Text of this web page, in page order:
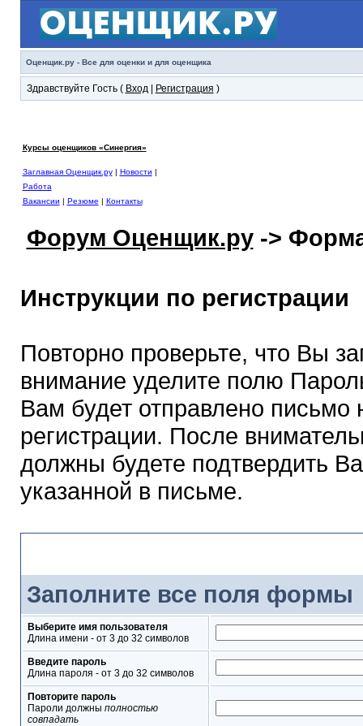
Оценщик.ру - Все для оценки и для оценщика
Здравствуйте Гость ( Вход| Регистрация )
Курсы оценщиков «Синергия»
Заглавная Оценщик.ру| Новости |
Работа
Вакансии | Резюме | Контакты
Форум Оценщик.ру->
Инструкции по регистрации
Повторно проверьте, что Вы
внимание уделите полю
Вам будет отправлено
регистрации. После
должны будете подтвердить
указанной в письме.
Заполните все поля формы
Выберите имя пользователя
Длина имени - от 3 до 32 символов
Введите пароль
Длина пароля - от 3 до 32 символов
Повторите пароль
Пароли должны полностью
совпадать